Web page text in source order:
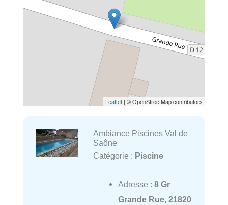
Leaflet | © OpenStreetMap contributors
Ambiance Piscines Val de
Saône
Catégorie : Piscine
Adresse : 8 Gr
Grande Rue, 21820